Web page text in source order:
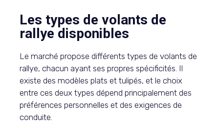
Les types de volants de
rallye disponibles
Le marché propose différents types de volants de
rallye, chacun ayant ses propres spécificités. Il
existe des modèles plats et tulipés, et le choix
entre ces deux types dépend principalement des
préférences personnelles et des exigences de
conduite.